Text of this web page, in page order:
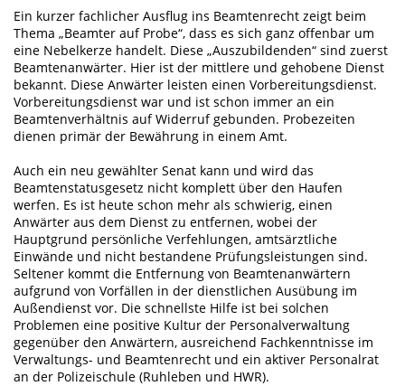
Ein kurzer fachlicher Ausflug ins Beamtenrecht zeigt beim
Thema „Beamter auf Probe“, dass es sich ganz offenbar um
eine Nebelkerze handelt. Diese „Auszubildenden“ sind zuerst
Beamtenanwärter. Hier ist der mittlere und gehobene Dienst
bekannt. Diese Anwärter leisten einen Vorbereitungsdienst.
Vorbereitungsdienst war und ist schon immer an ein
Beamtenverhältnis auf Widerruf gebunden. Probezeiten
dienen primär der Bewährung in einem Amt.
Auch ein neu gewählter Senat kann und wird das
Beamtenstatusgesetz nicht komplett über den Haufen
werfen. Es ist heute schon mehr als schwierig, einen
Anwärter aus dem Dienst zu entfernen, wobei der
Hauptgrund persönliche Verfehlungen, amtsärztliche
Einwände und nicht bestandene Prüfungsleistungen sind.
Seltener kommt die Entfernung von Beamtenanwärtern
aufgrund von Vorfällen in der dienstlichen Ausübung im
Außendienst vor. Die schnellste Hilfe ist bei solchen
Problemen eine positive Kultur der Personalverwaltung
gegenüber den Anwärtern, ausreichend Fachkenntnisse im
Verwaltungs- und Beamtenrecht und ein aktiver Personalrat
an der Polizeischule (Ruhleben und HWR).